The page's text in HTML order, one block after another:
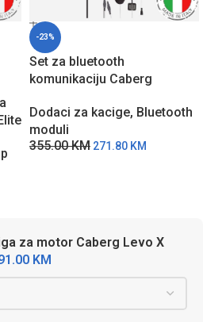
-23%
Set za bluetooth
komunikaciju Caberg
Dodaci za kacige, Bluetooth
moduli
355.00KM 271.80 KM
za motor Caberg Levo X
KM